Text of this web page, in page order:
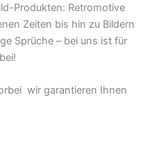
Produkten: Retromotive
Zeiten bis hin zu Bildern
Sprüche – bei uns ist für
 wir garantieren Ihnen